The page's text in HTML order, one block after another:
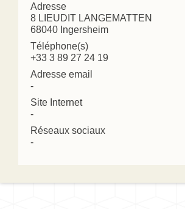
Adresse
8 LIEUDIT LANGEMATTEN
68040 Ingersheim
Téléphone(s)
+33 3 89 27 24 19
Adresse email
-
Site Internet
-
Réseaux sociaux
-